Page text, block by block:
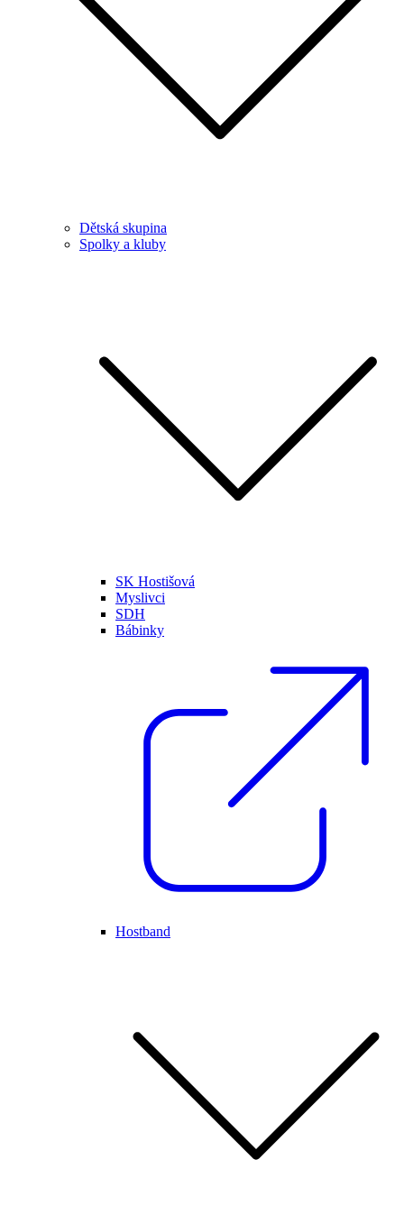
Dětská skupina
Spolky a kluby
SK Hostišová
Myslivci
SDH
Bábinky
Hostband